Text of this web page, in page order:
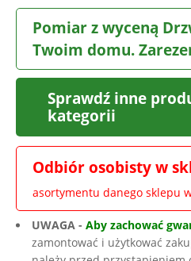
Pomiar z wyceną
Twoim domu.
Sprawdź inne
kategorii
Odbiór osobisty w
asortymentu danego sklepu
UWAGA - Aby zachować
zamontować i użytkować